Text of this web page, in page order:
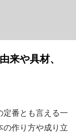
来や具材、
定番とも言える一
の作り方や成り立